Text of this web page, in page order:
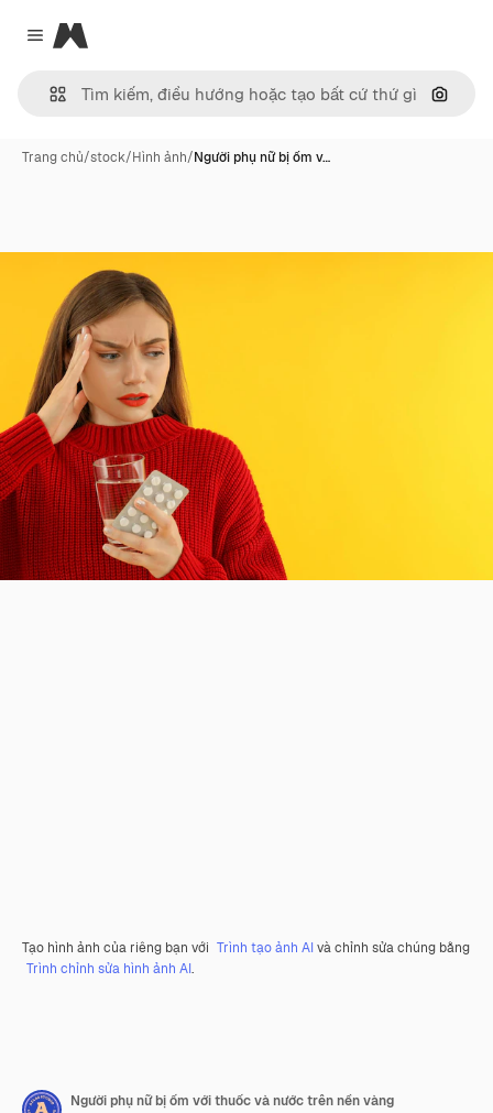
Close menu
Magnific
Tìm
Trang chủ/stock/Hình ảnh/Người phụ nữ bị ốm v…
Tạo hình ảnh của riêng bạn với Trình tạo ảnh AIvà chỉnh sửa chúng bằng
Trình chỉnh sửa hình ảnh AI.
Người phụ nữ bị ốm với thuốc và nước trên nền vàng